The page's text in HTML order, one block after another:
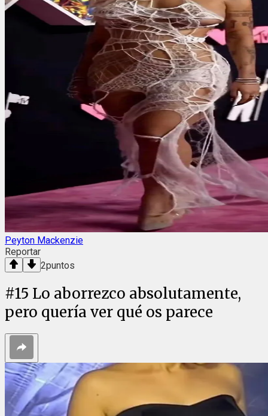
Peyton Mackenzie
Reportar
2puntos
#15 Lo aborrezco absolutamente,
pero quería ver qué os parece